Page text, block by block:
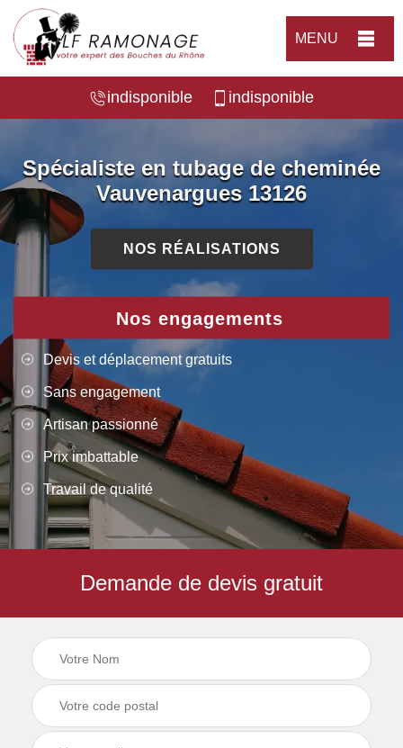
MENU
indisponible indisponible
Spécialiste en tubage de cheminée
Vauvenargues 13126
NOS RÉALISATIONS
Nos engagements
Devis et déplacement gratuits
Sans engagement
Artisan passionné
Prix imbattable
Travail de qualité
Demande de devis gratuit